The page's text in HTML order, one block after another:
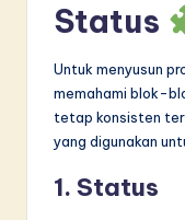
Status
Untuk menyusun
memahami blok-
tetap konsisten
yang digunakan
1. Status